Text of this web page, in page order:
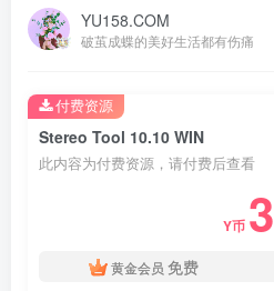
YU158.COM
破茧成蝶的美好生活都有伤痛
Stereo Tool 10.10 WIN
此内容为付费资源，请付费后查看
Y币 3
黄金会员 免费
付费资源